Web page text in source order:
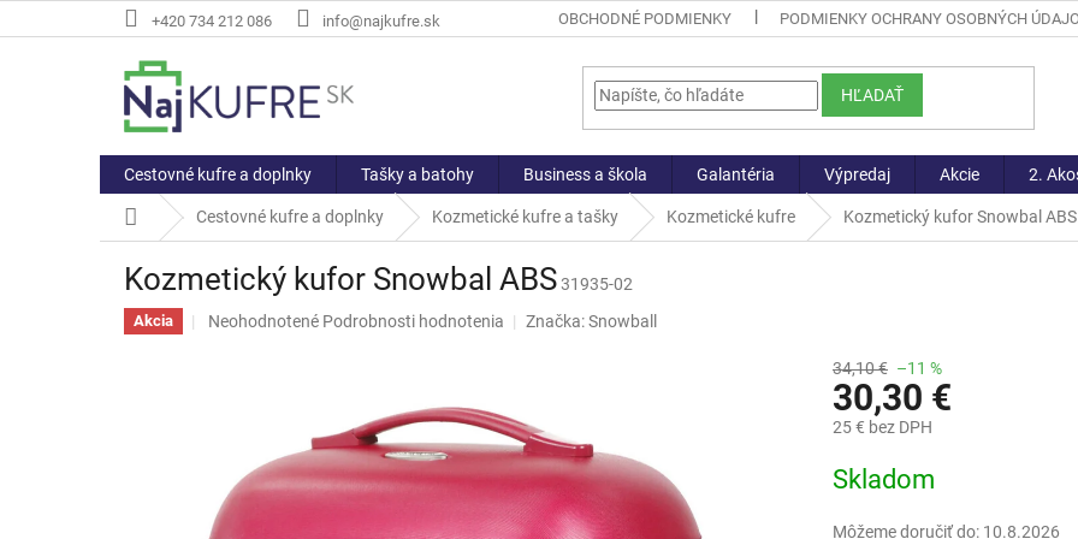
na
+420 734 212 086 info@najkufre.sk OBCHODNÉ PODMIENKY PODMIENKY OCHRANY OSOBNÝCH
HĽADAŤ
Cestovné kufre a doplnky Tašky a batohy Business a škola Galantéria Výpredaj Akcie 2.
DomovCestovné kufre a doplnky Kozmetické kufre a tašky Kozmetické kufre Kozmetický kufor Snowbal ABS
Kozmetický kufor Snowbal ABS31935-02
Akcia
Priemerné
hviezdičiek.
Neohodnotené Podrobnosti hodnotenia Značka:Snowball
34,10 € –11 %
30,30 €
25 € bez DPH
cena:
Skladom
Môžeme doručiť do: 10.8.2026